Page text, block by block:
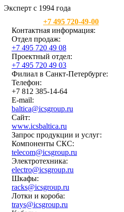
Эксперт с 1994 года
+7 495 720-49-00
Контактная информация:
Отдел продаж:
+7 495 720 49 08
Проектный отдел:
+7 495 720 49 03
Филиал в Санкт-Петербурге:
Телефон:
+7 812 385-14-64
E-mail:
baltica@icsgroup.ru
Сайт:
www.icsbaltica.ru
Запрос продукции и услуг:
Компоненты СКС:
telecom@icsgroup.ru
Электротехника:
electro@icsgroup.ru
Шкафы:
racks@icsgroup.ru
Лотки и короба:
trays@icsgroup.ru